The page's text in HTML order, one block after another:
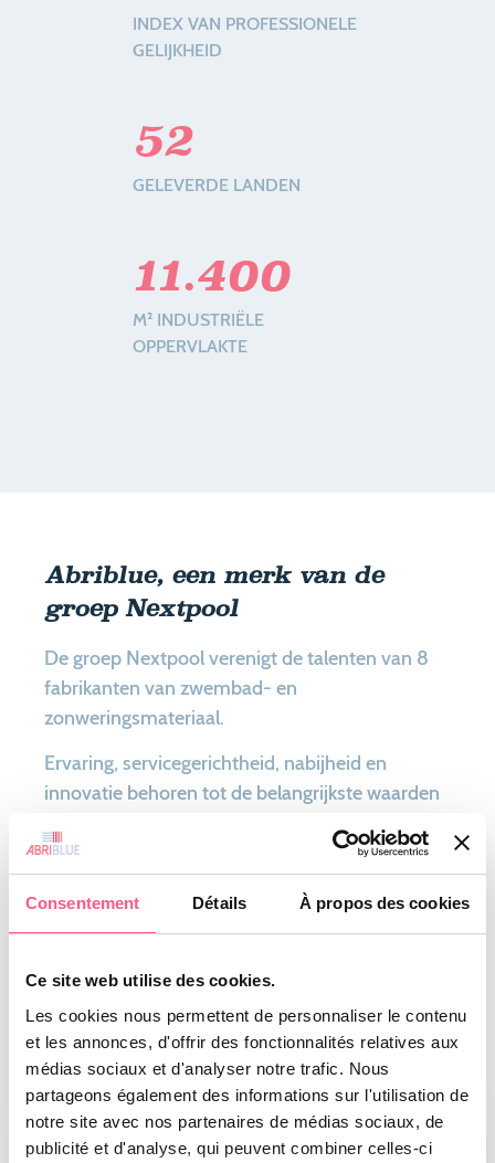
Consentement Détails À propos des cookies
Ce site web utilise des cookies.
Les cookies nous permettent de personnaliser le contenu
et les annonces, d'offrir des fonctionnalités relatives aux
médias sociaux et d'analyser notre trafic. Nous
partageons également des informations sur l'utilisation de
notre site avec nos partenaires de médias sociaux, de
publicité et d'analyse, qui peuvent combiner celles-ci
INDEX VAN PROFESSIONELE
GELIJKHEID
52
GELEVERDE LANDEN
11.400
M² INDUSTRIËLE
OPPERVLAKTE
Abriblue, een merk van de
groep Nextpool
De groep Nextpool verenigt de talenten van 8
fabrikanten van zwembad- en
zonweringsmateriaal.
Ervaring, servicegerichtheid, nabijheid en
innovatie behoren tot de belangrijkste waarden
samenwerkingsverbanden op te bouwen met
elk van onze professionele klanten.
Maak kennis met de groep